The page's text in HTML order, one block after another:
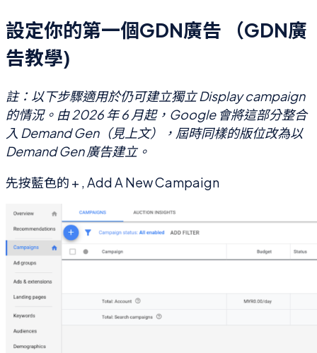
設定你的第一個GDN廣告 （GDN廣
告教學)
註：以下步驟適用於仍可建立獨立 Display campaign
的情況。由 2026 年 6 月起，Google 會將這部分整合
入 Demand Gen（見上文），屆時同樣的版位改為以
Demand Gen 廣告建立。
先按藍色的 + , Add A New Campaign